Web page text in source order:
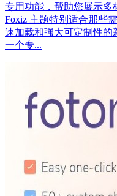
专用功能，帮助您展示多
Foxiz 主题特别适合那些
速加载和强大可定制性的
一个专...